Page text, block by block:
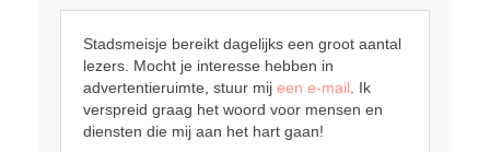
Stadsmeisje bereikt dagelijks een groot aantal
lezers. Mocht je interesse hebben in
advertentieruimte, stuur mij een e-mail. Ik
verspreid graag het woord voor mensen en
diensten die mij aan het hart gaan!